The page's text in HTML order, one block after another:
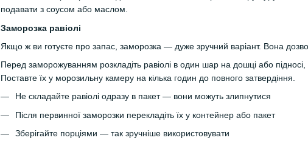
подавати з соусом або маслом.
Заморозка равіолі
Якщо ж ви готуєте про запас, заморозка — дуже зручний варіант. Вона
Перед заморожуванням розкладіть равіолі в один шар на дошці або
Поставте їх у морозильну камеру на кілька годин до повного затвердіння.
Не складайте равіолі одразу в пакет — вони можуть злипнутися
Після первинної заморозки перекладіть їх у контейнер або пакет
Зберігайте порціями — так зручніше використовувати